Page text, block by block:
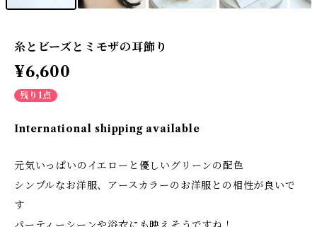
糸とビーズとミモザの耳飾り
¥6,600
残り1点
International shipping available
元気いっぱいのイエローと優しいグリーンの配色
シンプルなお洋服、アースカラーのお洋服との相性が良いで
す